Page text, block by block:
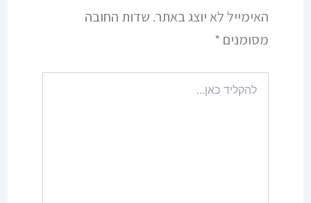
האימייל לא יוצג באתר. שדות החובה
מסומנים *
כאן...